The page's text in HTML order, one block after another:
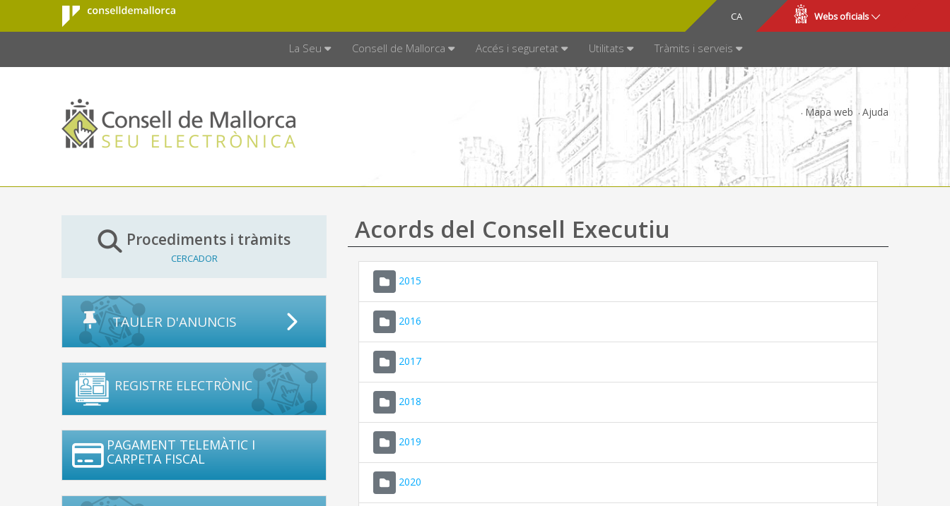
Salta al contingut principal
Consell de
Mallorca
CA
ES Webs oficials
La Seu Consell de Mallorca Accés i seguretat Utilitats Tràmits i serveis
Mapa web Ajuda
Procediments i tràmits
CERCADOR
TAULER D'ANUNCIS
REGISTRE ELECTRÒNIC
PAGAMENT TELEMÀTIC I
CARPETA FISCAL
Acords del Consell Executiu
2015
2016
2017
2018
2019
2020